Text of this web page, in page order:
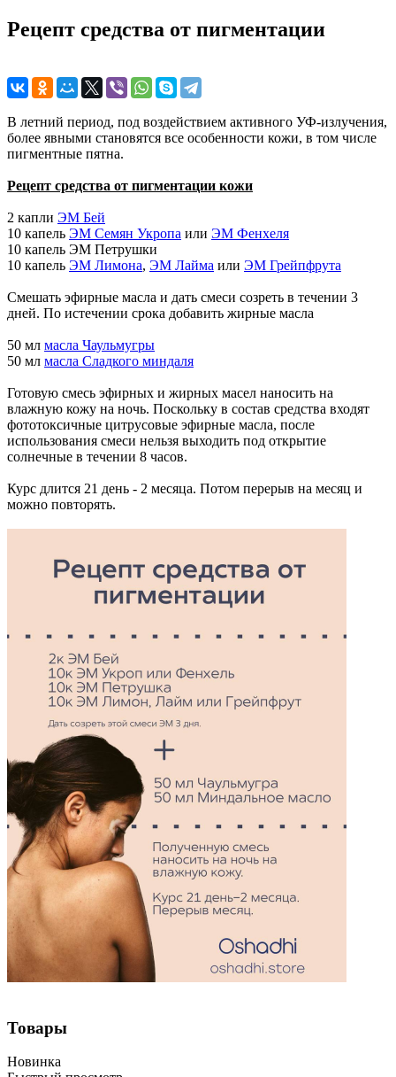
Рецепт средства от пигментации
В летний период, под воздействием активного УФ-излучения,
более явными становятся все особенности кожи, в том числе
пигментные пятна.
Рецепт средства от пигментации кожи
2 капли ЭМ Бей
10 капель ЭМ Семян Укропа или ЭМ Фенхеля
10 капель ЭМ Петрушки
10 капель ЭМ Лимона, ЭМ Лайма или ЭМ Грейпфрута
Смешать эфирные масла и дать смеси созреть в течении 3
дней. По истечении срока добавить жирные масла
50 мл масла Чаульмугры
50 мл масла Сладкого миндаля
Готовую смесь эфирных и жирных масел наносить на
влажную кожу на ночь. Поскольку в состав средства входят
фототоксичные цитрусовые эфирные масла, после
использования смеси нельзя выходить под открытие
солнечные в течении 8 часов.
Курс длится 21 день - 2 месяца. Потом перерыв на месяц и
можно повторять.
Товары
Новинка